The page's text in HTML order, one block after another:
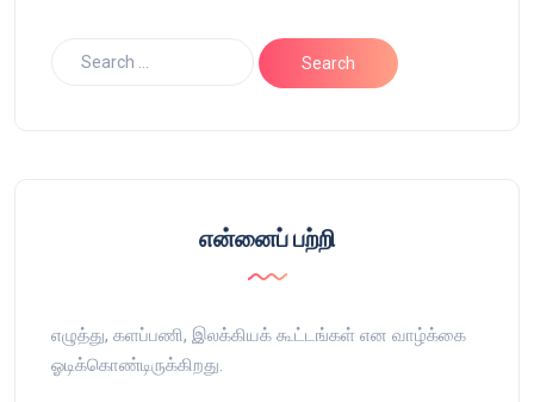
என்னைப் பற்றி
எழுத்து, களப்பணி, இலக்கியக் கூட்டங்கள் என வாழ்க்கை
ஓடிக்கொண்டிருக்கிறது.